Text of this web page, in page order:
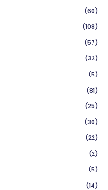
(60)
(108)
(57)
(32)
(5)
(81)
(25)
(30)
(22)
(2)
(5)
(14)